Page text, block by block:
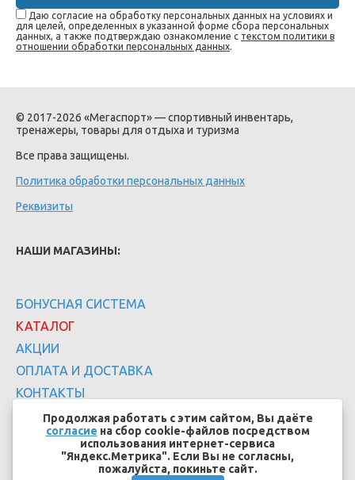
Даю согласие на обработку персональных данных на условиях и
для целей, определенных в указанной форме сбора персональных
данных, а также подтверждаю ознакомление с текстом политики в
отношении обработки персональных данных.
© 2017-2026 «Мегаспорт» — спортивный инвентарь,
тренажеры, товары для отдыха и туризма
Все права защищены.
Политика обработки персональных данных
Реквизиты
НАШИ МАГАЗИНЫ:
БОНУСНАЯ СИСТЕМА
КАТАЛОГ
АКЦИИ
ОПЛАТА И ДОСТАВКА
КОНТАКТЫ
Продолжая работать с этим сайтом, Вы даёте
согласие на сбор cookie-файлов посредством
использования интернет-сервиса
"Яндекс.Метрика". Если Вы не согласны,
пожалуйста, покиньте сайт.